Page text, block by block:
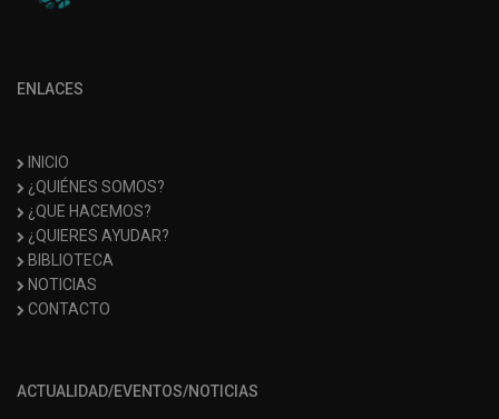
ENLACES
INICIO
¿QUIÉNES SOMOS?
¿QUE HACEMOS?
¿QUIERES AYUDAR?
BIBLIOTECA
NOTICIAS
CONTACTO
ACTUALIDAD/EVENTOS/NOTICIAS